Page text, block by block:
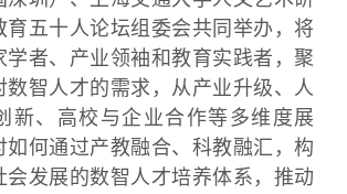
育五十人论坛组委会共同举办，将
学者、产业领袖和教育实践者，聚
数智人才的需求，从产业升级、人
新、高校与企业合作等多维度展
如何通过产教融合、科教融汇，构
会发展的数智人才培养体系，推动